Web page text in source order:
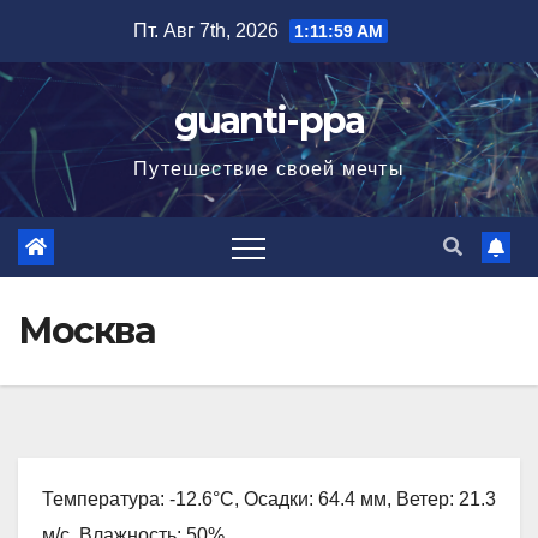
содержимому
Пт. Авг 7th, 2026 1:12:00 AM
guanti-ppa
Путешествие своей мечты
Москва
Температура: -12.6°C, Осадки: 64.4 мм, Ветер: 21.3